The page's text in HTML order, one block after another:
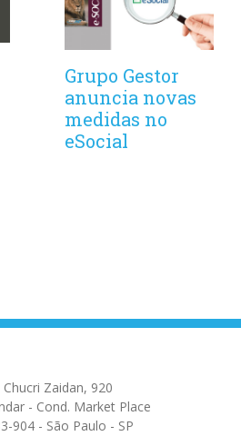
Grupo Gestor
anuncia novas
medidas no
eSocial
Chucri Zaidan, 920
- Cond. Market Place
904 - São Paulo - SP